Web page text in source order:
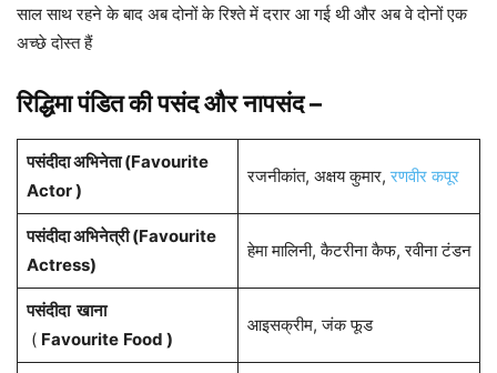
साल साथ रहने के बाद अब दोनों के रिश्ते में दरार आ गई थी और अब वे दोनों एक
अच्छे दोस्त हैं
रिद्ध‍िमा पंडित की पसंद और नापसंद –
पसंदीदा अभिनेता (Favourite
Actor )
रजनीकांत, अक्षय कुमार,रणवीर कपूर
पसंदीदा अभिनेत्री (Favourite
Actress)
हेमा मालिनी, कैटरीना कैफ, रवीना टंडन
पसंदीदा खाना
( Favourite Food )
आइसक्रीम, जंक फूड